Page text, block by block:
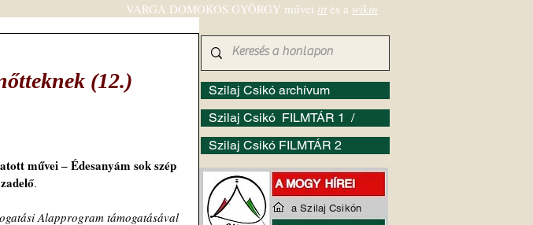
(12.)
művei ‒ Édesanyám sok szép
.
Alapprogram támogatásával
Szilaj Csikó archívum
Szilaj Csikó FILMTÁR 1 /
Szilaj Csikó FILMTÁR 2
VARGA DOMOKOS GYÖRGY művei itt és a wikin
a Szilaj Csikón